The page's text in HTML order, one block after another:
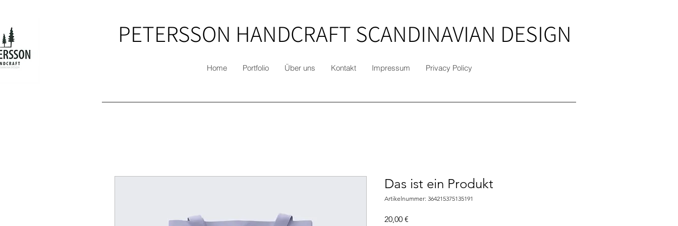
PETERSSON HANDCRAFT SCANDINAVIAN DESIGN
Home Portfolio Über uns Kontakt Impressum Privacy Policy
Das ist ein Produkt
Artikelnummer: 364215375135191
20,00 €